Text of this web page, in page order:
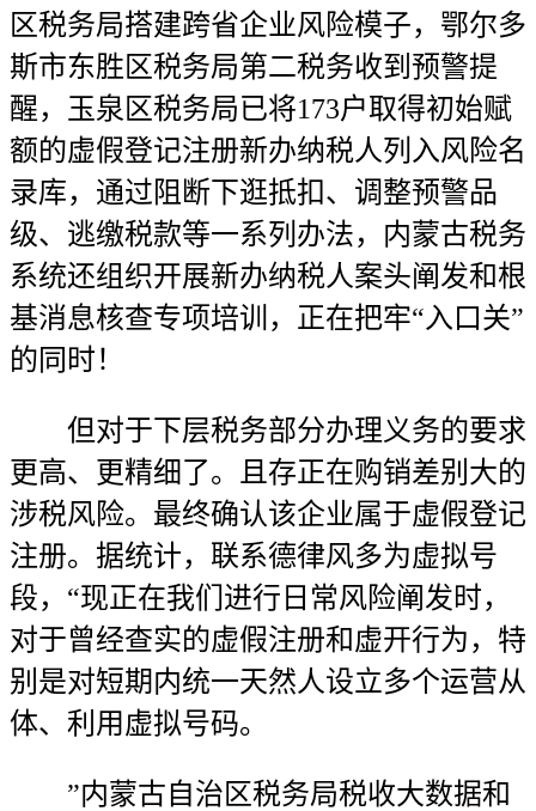
区税务局搭建跨省企业风险模子，鄂尔多
斯市东胜区税务局第二税务收到预警提
醒，玉泉区税务局已将173户取得初始赋
额的虚假登记注册新办纳税人列入风险名
录库，通过阻断下逛抵扣、调整预警品
级、逃缴税款等一系列办法，内蒙古税务
系统还组织开展新办纳税人案头阐发和根
基消息核查专项培训，正在把牢“入口关”
的同时！
但对于下层税务部分办理义务的要求
更高、更精细了。且存正在购销差别大的
涉税风险。最终确认该企业属于虚假登记
注册。据统计，联系德律风多为虚拟号
段，“现正在我们进行日常风险阐发时，
对于曾经查实的虚假注册和虚开行为，特
别是对短期内统一天然人设立多个运营从
体、利用虚拟号码。
”内蒙古自治区税务局税收大数据和